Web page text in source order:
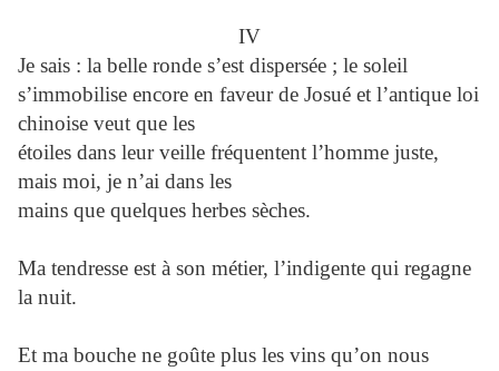
IV
Je sais : la belle ronde s’est dispersée ; le soleil
s’immobilise encore en faveur de Josué et l’antique loi
chinoise veut que les
étoiles dans leur veille fréquentent l’homme juste,
mais moi, je n’ai dans les
mains que quelques herbes sèches.
Ma tendresse est à son métier, l’indigente qui regagne
la nuit.
Et ma bouche ne goûte plus les vins qu’on nous